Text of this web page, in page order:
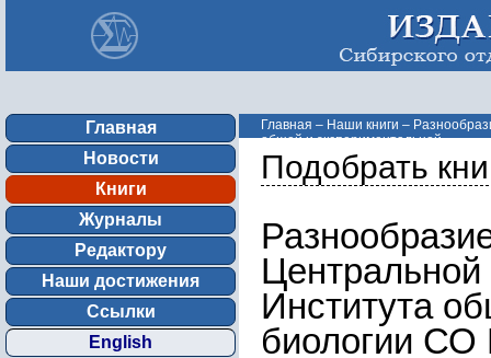
Главная
Новости
Книги
Журналы
Редактору
Наши достижения
Ссылки
English
Главная – Наши книги –
общей и экспериментальной ...
Подобрать
Института
биологии